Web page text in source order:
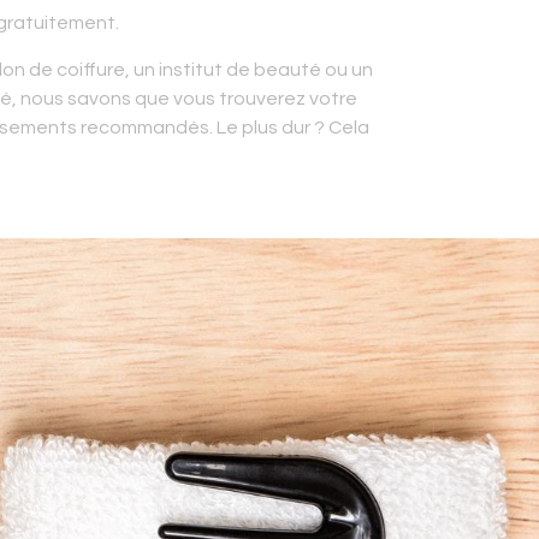
de coiffure, un institut de beauté ou un
nous savons que vous trouverez votre
recommandés. Le plus dur ? Cela